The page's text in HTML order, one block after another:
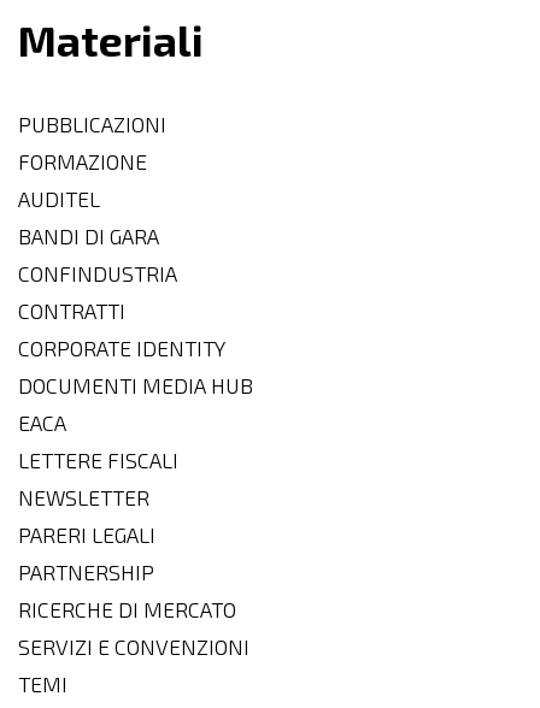
Materiali
PUBBLICAZIONI
FORMAZIONE
AUDITEL
BANDI DI GARA
CONFINDUSTRIA
CONTRATTI
CORPORATE IDENTITY
DOCUMENTI MEDIA HUB
EACA
LETTERE FISCALI
NEWSLETTER
PARERI LEGALI
PARTNERSHIP
RICERCHE DI MERCATO
SERVIZI E CONVENZIONI
TEMI